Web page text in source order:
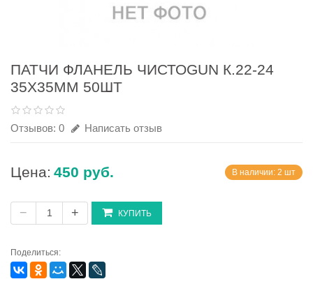
ПАТЧИ ФЛАНЕЛЬ ЧИСТОGUN К.22-24
35Х35ММ 50ШТ
Отзывов: 0 Написать отзыв
Цена: 450 руб. В наличии: 2 шт
− + КУПИТЬ
Поделиться: